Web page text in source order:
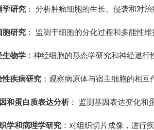
学研究 ： 分析肿瘤细胞的生长、侵袭和对
胞研究 ： 监测干细胞的分化过程和多能性维
生物学 ：神经细胞的形态学研究和神经退行
性疾病研究 ：观察病原体与宿主细胞的相
和蛋白质表达分析： 监测基因表达变化和
学和病理学研究 ：对组织切片成像，进行